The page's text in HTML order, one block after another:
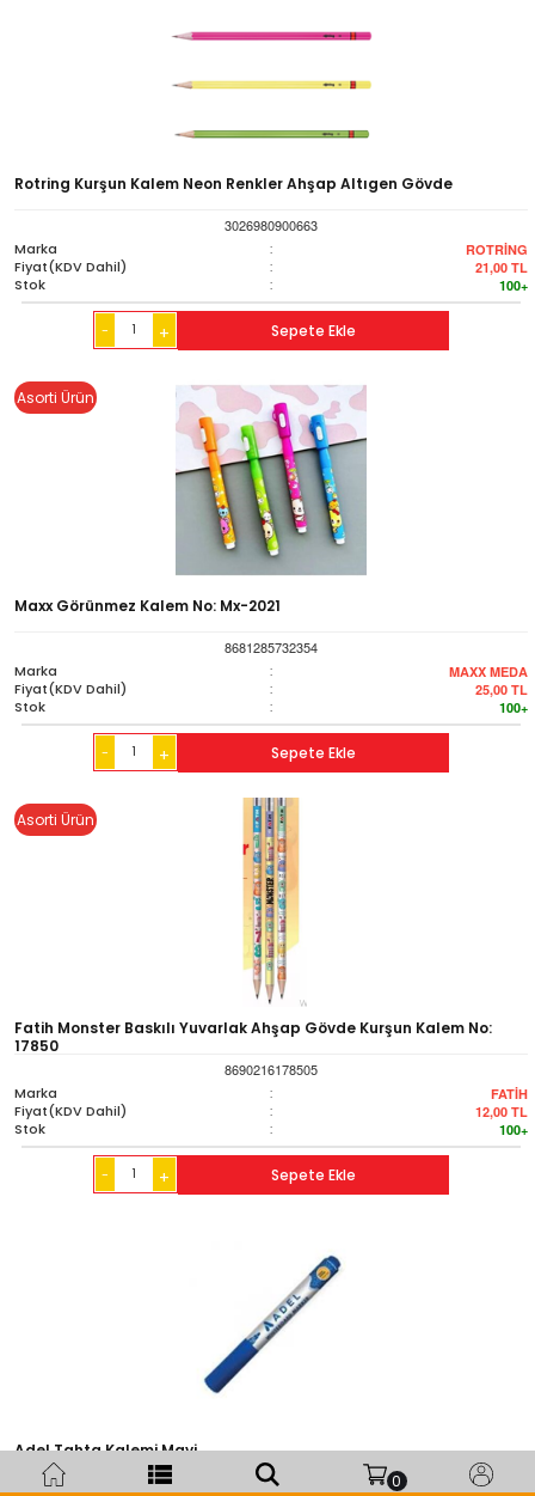
0
Rotring Kurşun Kalem Neon Renkler Ahşap Altıgen Gövde
3026980900663
Marka
: ROTRİNG
Fiyat(KDV Dahil) : 21,00 TL
Stok : 100+
- + Sepete Ekle
Asorti Ürün
Maxx Görünmez Kalem No: Mx-2021
8681285732354
Marka
: MAXX MEDA
Fiyat(KDV Dahil) : 25,00 TL
Stok : 100+
- + Sepete Ekle
Asorti Ürün
Fatih Monster Baskılı Yuvarlak Ahşap Gövde Kurşun Kalem No:
17850
8690216178505
Marka
: FATİH
Fiyat(KDV Dahil) : 12,00 TL
Stok : 100+
- + Sepete Ekle
Adel Tahta Kalemi Mavi
8681241123837